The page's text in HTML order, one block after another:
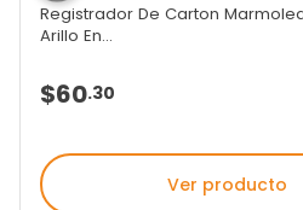
Registrador De Carton
Arillo En...
$60.30
Ver producto